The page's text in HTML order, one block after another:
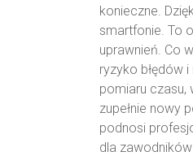
konieczne.
smartfonie. To
uprawnień. Co
ryzyko błędów
pomiaru czasu,
zupełnie nowy
podnosi
dla